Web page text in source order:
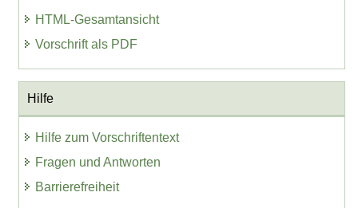
HTML-Gesamtansicht
Vorschrift als PDF
Hilfe
Hilfe zum Vorschriftentext
Fragen und Antworten
Barrierefreiheit